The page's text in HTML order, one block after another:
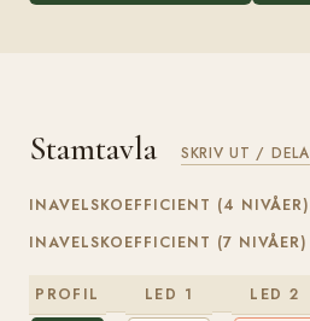
Stamtavla SKRIV UT / DELA
INAVELSKOEFFICIENT (4 NIVÅER)
INAVELSKOEFFICIENT (7 NIVÅER)
PROFIL LED 1 LED 2